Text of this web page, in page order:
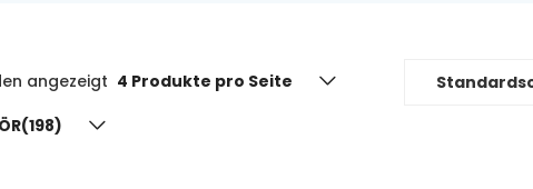
angezeigt 4 Produkte pro Seite